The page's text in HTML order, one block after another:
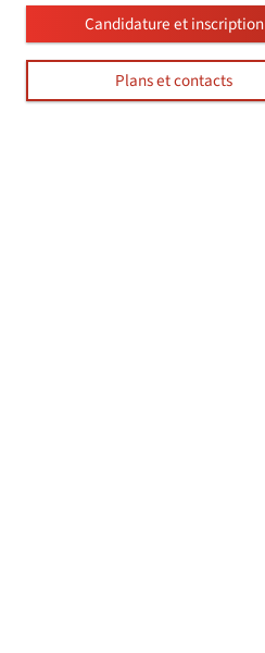
Candidature et inscription
Plans et contacts